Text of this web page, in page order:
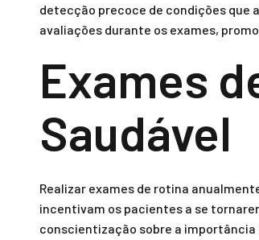
detecção precoce de condições que
avaliações durante os exames,
Exames
Saudável
Realizar exames de rotina
incentivam os pacientes a se
conscientização sobre a